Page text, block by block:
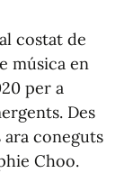
costat de
música en
per a
Des
ara coneguts
Choo.